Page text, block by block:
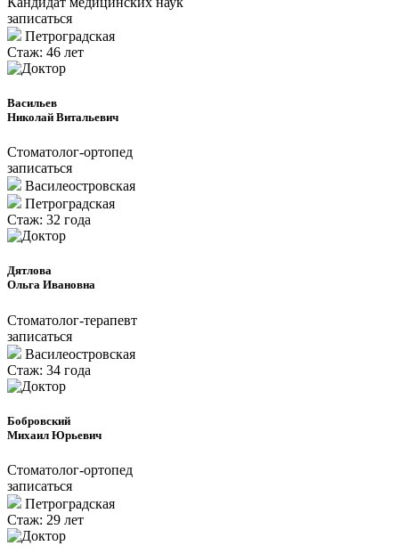
записаться
Петроградcкая
Стаж: 46 лет
Васильев
Николай Витальевич
Стоматолог-ортопед
записаться
Василеостровская
Петроградcкая
Стаж: 32 года
Дятлова
Ольга Ивановна
Стоматолог-терапевт
записаться
Василеостровская
Стаж: 34 года
Бобровский
Михаил Юрьевич
Стоматолог-ортопед
записаться
Петроградcкая
Стаж: 29 лет